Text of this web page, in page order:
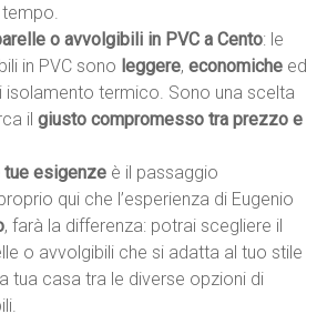
o avvolgibili in PVC a Cento: le
in PVC sono leggere,economiche ed
isolamento termico. Sono una scelta
ilgiusto compromesso tra prezzo e
tue esigenze è il passaggio
qui che l’esperienza di Eugenio
, farà la differenza: potrai scegliere il
o avvolgibili che si adatta al tuo stile
tua casa tra le diverse opzioni di